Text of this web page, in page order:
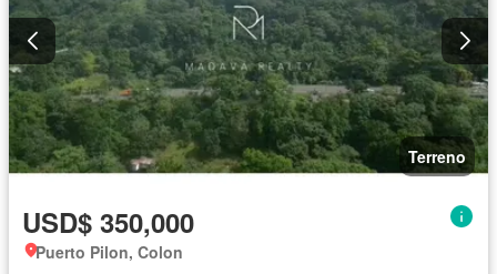
Terreno
USD$ 350,000
Puerto Pilon, Colon